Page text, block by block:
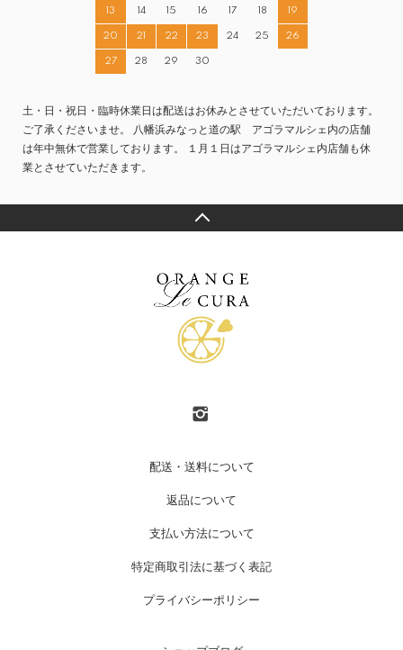
13 14 15 16 17 18 19
20 21 22 23 24 25 26
27 28 29 30
土・日・祝日・臨時休業日は配送はお休みとさせていただいております。
ご了承くださいませ。 八幡浜みなっと道の駅 アゴラマルシェ内の店舗
は年中無休で営業しております。 １月１日はアゴラマルシェ内店舗も休
業とさせていただきます。
配送・送料について
返品について
支払い方法について
特定商取引法に基づく表記
プライバシーポリシー